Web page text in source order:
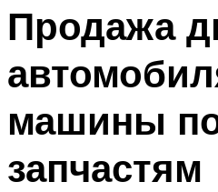
Меню
Продажа
машины
запчастям